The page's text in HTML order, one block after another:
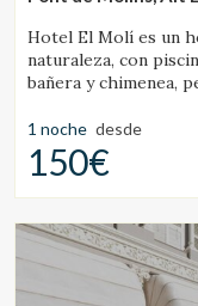
Hotel El Molí es un
naturaleza, con
bañera y chimenea,
1 noche desde
150€